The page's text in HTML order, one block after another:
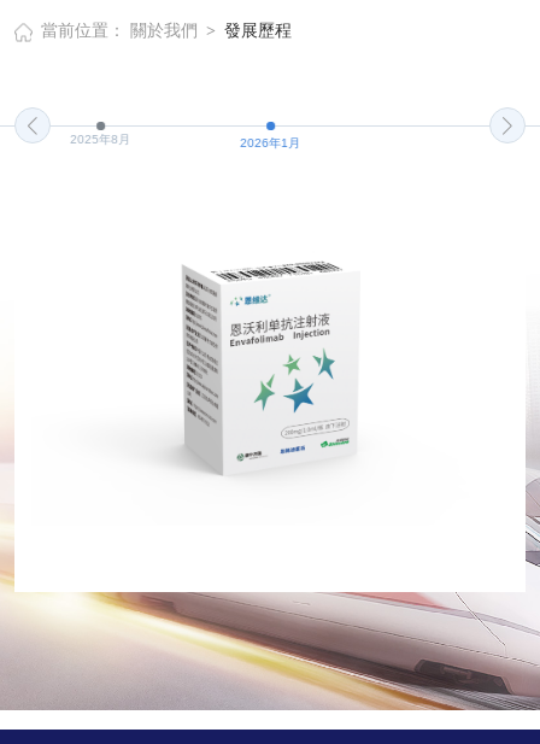
當前位置： 關於我們 > 發展歷程
2025年8月 2026年1月